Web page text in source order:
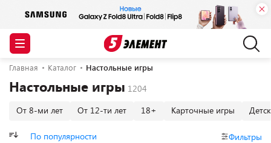
Главная Каталог Настольные игры
Настольные игры
От 8-ми лет От 12-ти лет 18+ Карточные игры
По популярности Фильтры